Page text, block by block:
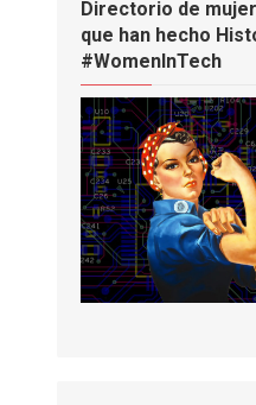
Directorio de
que han hecho
#WomenInTech